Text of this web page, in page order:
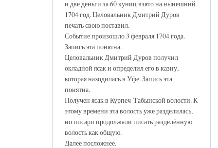
и две деньги за 60 куниц взято на нынешний
1704 год. Целовальник Дмитрий Дуров
печать свою поставил.
Событие произошло 3 февраля 1704 года.
Запись эта понятна.
Целовальник Дмитрий Дуров получил
окладной ясак и определил его в казну,
которая находилась в Уфе. Запись эта
понятна.
Получен ясак в Курпеч-Табынской волости. К
этому времени эта волость уже разделилась,
но писари продолжали писать разделённую
волость как общую.
Далее посложнее.